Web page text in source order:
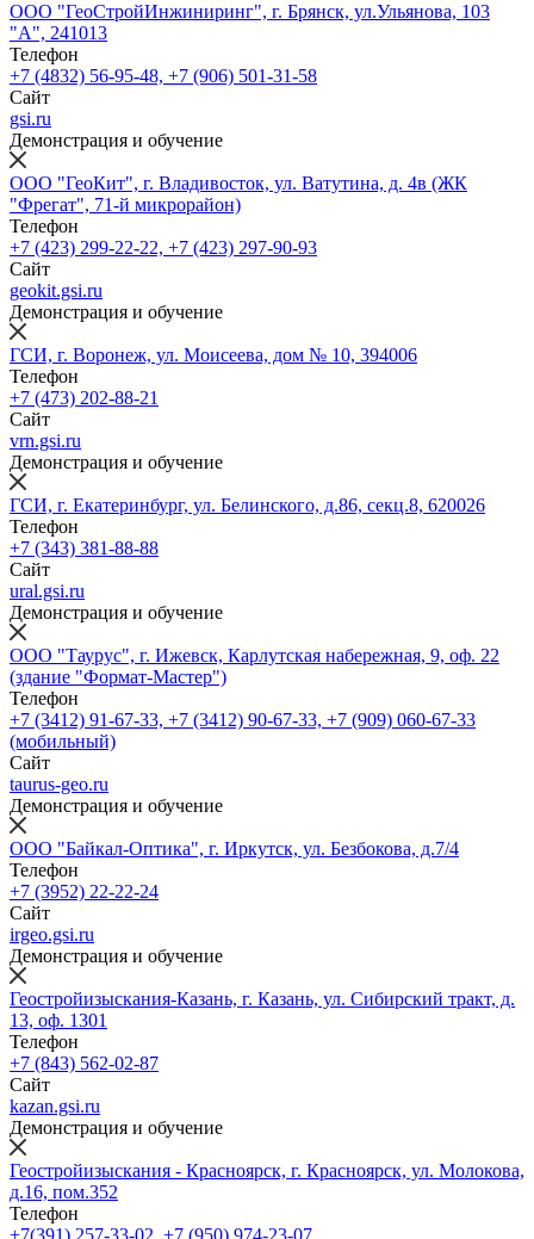
ООО "ГеоСтройИнжиниринг", г. Брянск, ул.Ульянова, 103
"А", 241013
Телефон
+7 (4832) 56-95-48, +7 (906) 501-31-58
Сайт
gsi.ru
Демонстрация и обучение
ООО "ГеоКит", г. Владивосток, ул. Ватутина, д. 4в (ЖК
"Фрегат", 71-й микрорайон)
Телефон
+7 (423) 299-22-22, +7 (423) 297-90-93
Сайт
geokit.gsi.ru
Демонстрация и обучение
ГСИ, г. Воронеж, ул. Моисеева, дом № 10, 394006
Телефон
+7 (473) 202-88-21
Сайт
vrn.gsi.ru
Демонстрация и обучение
ГСИ, г. Екатеринбург, ул. Белинского, д.86, секц.8, 620026
Телефон
+7 (343) 381-88-88
Сайт
ural.gsi.ru
Демонстрация и обучение
ООО "Таурус", г. Ижевск, Карлутская набережная, 9, оф. 22
(здание "Формат-Мастер")
Телефон
+7 (3412) 91-67-33, +7 (3412) 90-67-33, +7 (909) 060-67-33
(мобильный)
Сайт
taurus-geo.ru
Демонстрация и обучение
ООО "Байкал-Оптика", г. Иркутск, ул. Безбокова, д.7/4
Телефон
+7 (3952) 22-22-24
Сайт
irgeo.gsi.ru
Демонстрация и обучение
Геостройизыскания-Казань, г. Казань, ул. Сибирский тракт, д.
13, оф. 1301
Телефон
+7 (843) 562-02-87
Сайт
kazan.gsi.ru
Демонстрация и обучение
Геостройизыскания - Красноярск, г. Красноярск, ул. Молокова,
д.16, пом.352
Телефон